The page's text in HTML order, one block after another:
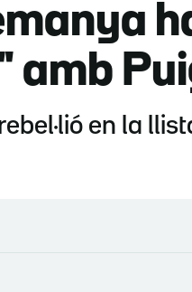
amb
en la